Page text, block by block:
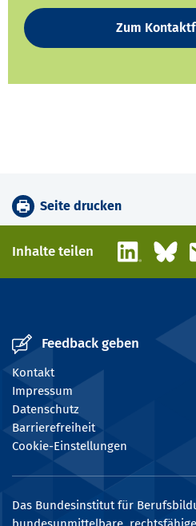
Zum
Seite drucken
Inhalte teilen LinkedIn
Feedback geben
Kontakt
Impressum
Datenschutz
Barrierefreiheit
Cookie-Einstellungen
Das Bundesinstitut für